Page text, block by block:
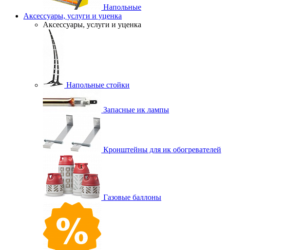
Напольные
Аксессуары, услуги и уценка
Аксессуары, услуги и уценка
Напольные стойки
Запасные ик лампы
Кронштейны для ик обогревателей
Газовые баллоны